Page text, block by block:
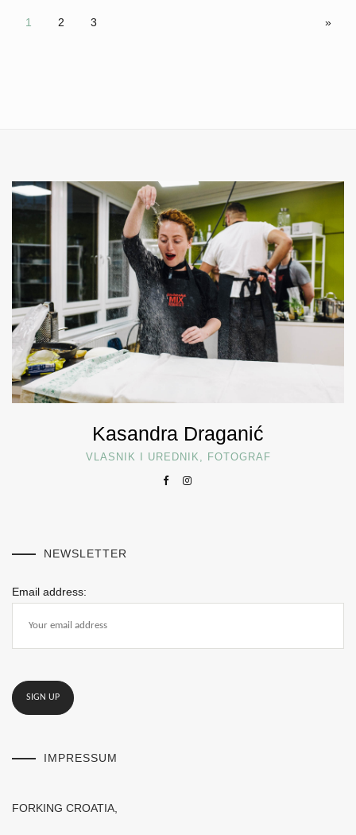
1 2 3 »
Kasandra Draganić
VLASNIK I UREDNIK, FOTOGRAF
NEWSLETTER
Email address:
IMPRESSUM
FORKING CROATIA,